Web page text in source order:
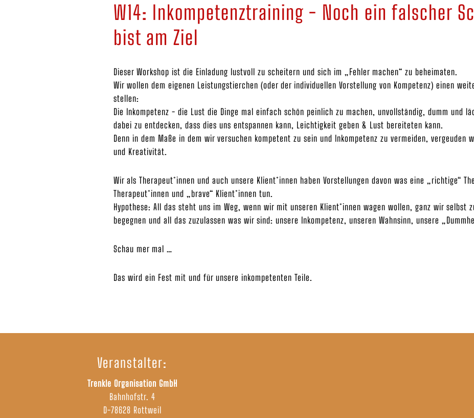
W14: Inkompetenztraining - Noch ein falscher
bist am Ziel
Dieser Workshop ist die Einladung lustvoll zu scheitern und sich im „Fehler machen“ zu beheimaten.
Wir wollen dem eigenen Leistungstierchen (oder der individuellen Vorstellung von Kompetenz) einen
stellen:
Die Inkompetenz - die Lust die Dinge mal einfach schön peinlich zu machen, unvollständig, dumm und
dabei zu entdecken, dass dies uns entspannen kann, Leichtigkeit geben & Lust bereiteten kann.
Denn in dem Maße in dem wir versuchen kompetent zu sein und Inkompetenz zu vermeiden, vergeuden
und Kreativität.
Wir als Therapeut*innen und auch unsere Klient*innen haben Vorstellungen davon was eine „richtige“
Therapeut*innen und „brave“ Klient*innen tun.
Hypothese: All das steht uns im Weg, wenn wir mit unseren Klient*innen wagen wollen, ganz wir selbst
begegnen und all das zuzulassen was wir sind: unsere Inkompetenz, unseren Wahnsinn, unsere
Schau mer mal …
Das wird ein Fest mit und für unsere inkompetenten Teile.
Veranstalter:
Trenkle Organisation GmbH
Bahnhofstr. 4
D-78628 Rottweil